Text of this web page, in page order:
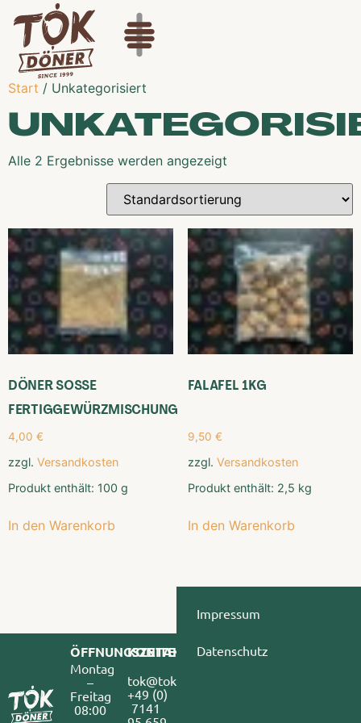
Start / Unkategorisiert
Alle 2 Ergebnisse werden angezeigt
DÖNER SOSSE
FERTIGGEWÜRZMISCHUNG
4,00 €
zzgl. Versandkosten
Produkt enthält: 100 g
In den Warenkorb
FALAFEL 1KG
9,50 €
zzgl. Versandkosten
Produkt enthält: 2,5 kg
In den Warenkorb
ÖFFNUNGSZEITEN
Montag
–
Freitag
08:00
KONTAKT
tok@tokdoener.de
+49 (0)
7141
Impressum
Datenschutz